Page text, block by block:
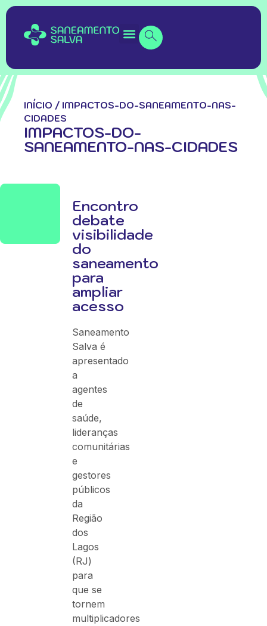
INÍCIO / IMPACTOS-DO-SANEAMENTO-NAS-
CIDADES
IMPACTOS-DO-
SANEAMENTO-NAS-CIDADES
Encontro
debate
visibilidade
do
saneamento
para
ampliar
acesso
Saneamento
Salva é
apresentado
a
agentes
de
saúde,
lideranças
comunitárias
e
gestores
públicos
da
Região
dos
Lagos
(RJ)
para
que se
tornem
multiplicadores